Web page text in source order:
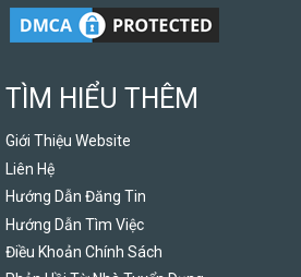
TÌM HIỂU THÊM
Giới Thiệu Website
Liên Hệ
Hướng Dẫn Đăng Tin
Hướng Dẫn Tìm Việc
Điều Khoản Chính Sách